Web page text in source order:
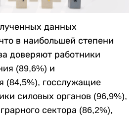
данных
в наибольшей степени
доверяют работники
(89,6%) и
(84,5%), госслужащие
силовых органов (96,9%),
сектора (86,2%),